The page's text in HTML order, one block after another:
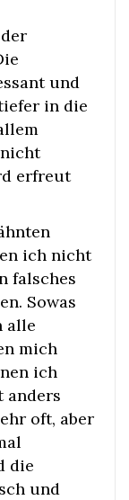
und
in die
erfreut
ich nicht
falsches
Sowas
alle
mich
ich
anders
oft, aber
die
und